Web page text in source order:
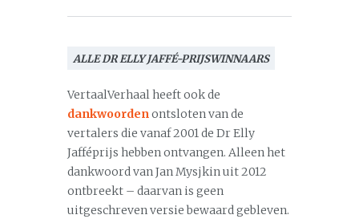
ALLE DR ELLY JAFFÉ-PRIJSWINNAARS
VertaalVerhaal heeft ook de
dankwoordenontsloten van de
vertalers die vanaf 2001 de Dr Elly
Jafféprijs hebben ontvangen. Alleen het
dankwoord van Jan Mysjkin uit 2012
ontbreekt – daarvan is geen
uitgeschreven versie bewaard gebleven.